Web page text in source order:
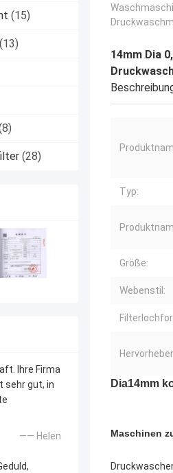
(15)
(13)
(28)
Ihre Firma
sehr gut, in
—— Helen
14mm Dia
Typ:
Größe:
Webenstil:
Dia14mm
Maschinen